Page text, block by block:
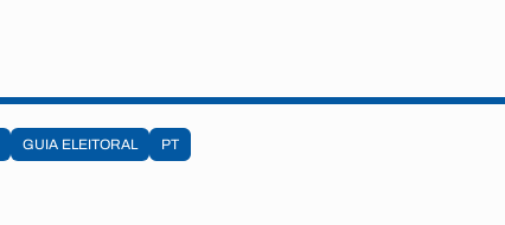
GUIA ELEITORAL PT